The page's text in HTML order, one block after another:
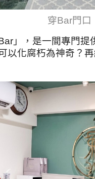
穿Bar門口
」，是一間專門
以化腐朽為神奇？